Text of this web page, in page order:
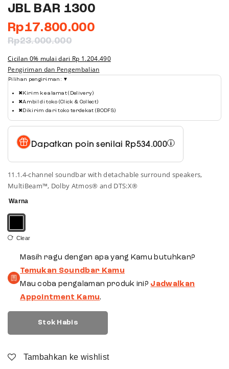
JBL BAR 1300
Rp17.800.000
Rp23.000.000
Cicilan 0% mulai dari Rp 1.204.490
Pengiriman dan Pengembalian
Pilihan pengiriman: ▼
✖ Kirim ke alamat (Delivery)
✖Ambil di toko (Click & Collect)
✖ Dikirim dari toko terdekat (BODFS)
Dapatkan poin senilai Rp534.000
11.1.4-channel soundbar with detachable surround speakers,
MultiBeam™, Dolby Atmos® and DTS:X®
Warna
Clear
Masih ragu dengan apa yang Kamu butuhkan?
Temukan Soundbar Kamu
Mau coba pengalaman produk ini? Jadwalkan
Appointment Kamu.
Stok Habis
Tambahkan ke wishlist